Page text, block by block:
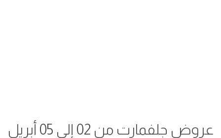
عروض جلفمارت من 02 إلى 05 أبريل